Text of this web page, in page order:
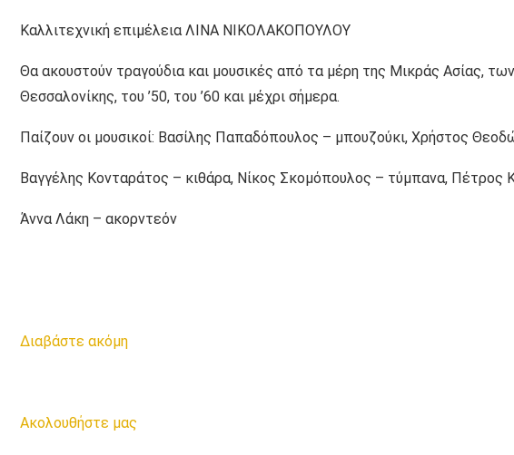
Καλλιτεχνική επιμέλεια ΛΙΝΑ ΝΙΚΟΛΑΚΟΠΟΥΛΟΥ
Θα ακουστούν τραγούδια και μουσικές από τα μέρη της Μικράς Ασίας,
Θεσσαλονίκης, του ’50, του ’60 και μέχρι σήμερα.
Παίζουν οι μουσικοί: Βασίλης Παπαδόπουλος – μπουζούκι, Χρήστος
Βαγγέλης Κονταράτος – κιθάρα, Νίκος Σκομόπουλος – τύμπανα, Πέτρος
Άννα Λάκη – ακορντεόν
Διαβάστε ακόμη
Ακολουθήστε μας